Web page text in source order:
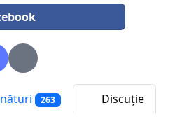
263
Discuție